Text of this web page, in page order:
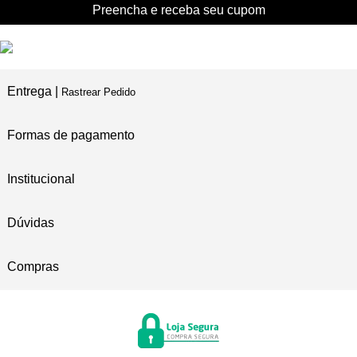
Preencha e receba seu cupom
Entrega | Rastrear Pedido
Formas de pagamento
Institucional
Dúvidas
Compras